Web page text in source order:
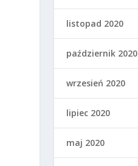
listopad 2020
październik 2020
wrzesień 2020
lipiec 2020
maj 2020